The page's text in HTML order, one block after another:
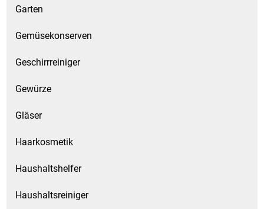
Garten
Gemüsekonserven
Geschirrreiniger
Gewürze
Gläser
Haarkosmetik
Haushaltshelfer
Haushaltsreiniger